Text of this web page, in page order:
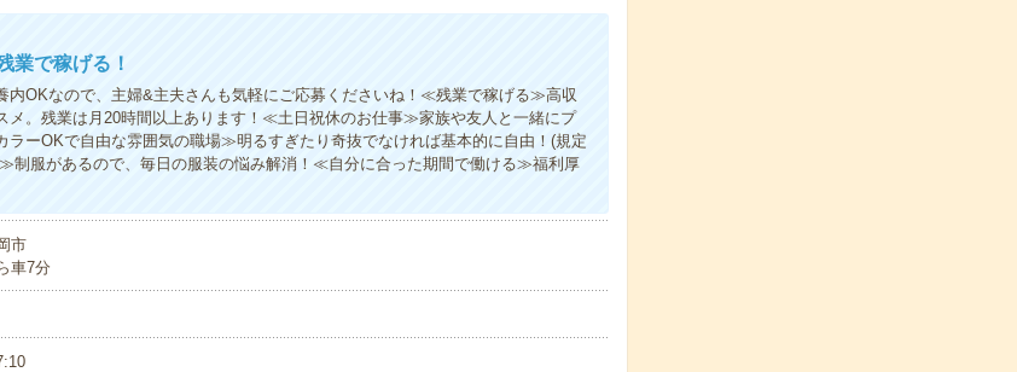
業で稼げる！
OKなので、主婦&主夫さんも気軽にご応募くださいね！≪残業で稼げる≫高収
メ。残業は月20時間以上あります！≪土日祝休のお仕事≫家族や友人と一緒にプ
ーOKで自由な雰囲気の職場≫明るすぎたり奇抜でなければ基本的に自由！(規定
制服があるので、毎日の服装の悩み解消！≪自分に合った期間で働ける≫福利厚
市
車7分